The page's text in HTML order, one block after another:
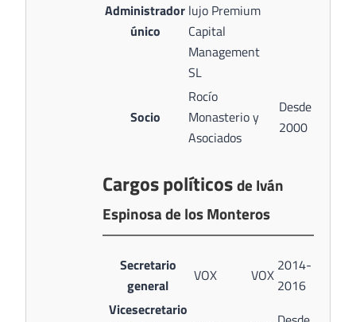
Administrador
único
lujo Premium
Capital
Management
SL
Socio
Rocío
Monasterio y
Asociados
Desde
2000
Cargos políticosde Iván
Espinosa de los Monteros
Secretario
general
VOX VOX
2014-
2016
Vicesecretario